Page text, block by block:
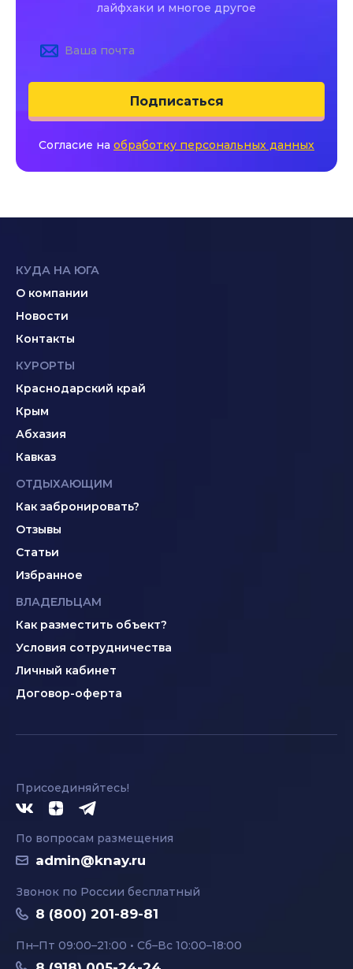
лайфхаки и многое другое
Подписаться
Согласие на обработку персональных данных
КУДА НА ЮГА
О компании
Новости
Контакты
КУРОРТЫ
Краснодарский край
Крым
Абхазия
Кавказ
ОТДЫХАЮЩИМ
Как забронировать?
Отзывы
Статьи
Избранное
ВЛАДЕЛЬЦАМ
Как разместить объект?
Условия сотрудничества
Личный кабинет
Договор-оферта
Присоединяйтесь!
По вопросам размещения
admin@knay.ru
Звонок по России бесплатный
8 (800) 201-89-81
Пн–Пт 09:00–21:00 • Сб–Вс 10:00–18:00